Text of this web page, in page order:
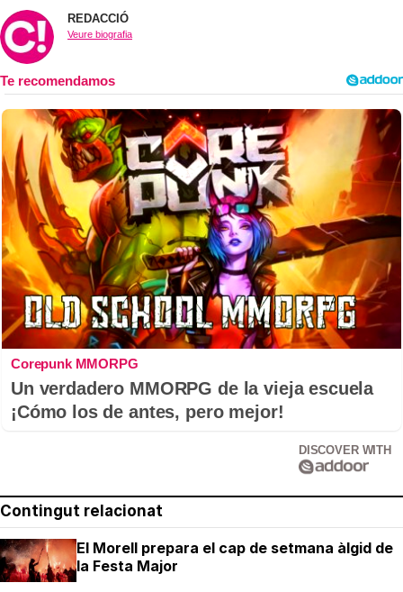
REDACCIÓ
Veure biografia
Corepunk MMORPG
Un verdadero MMORPG de la vieja escuela
¡Cómo los de antes, pero mejor!
DISCOVER WITH
Contingut relacionat
El Morell prepara el cap de setmana àlgid de
la Festa Major